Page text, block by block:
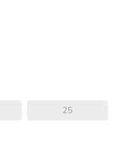
25